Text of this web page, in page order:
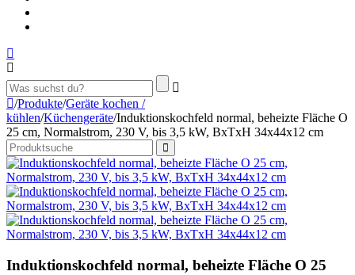
/Produkte/Geräte kochen /
kühlen/Küchengeräte/Induktionskochfeld normal, beheizte Fläche O
25 cm, Normalstrom, 230 V, bis 3,5 kW, BxTxH 34x44x12 cm
Induktionskochfeld normal, beheizte Fläche O 25